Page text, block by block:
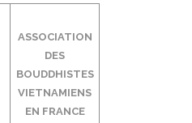
ASSOCIATION
DES
BOUDDHISTES
VIETNAMIENS
EN FRANCE